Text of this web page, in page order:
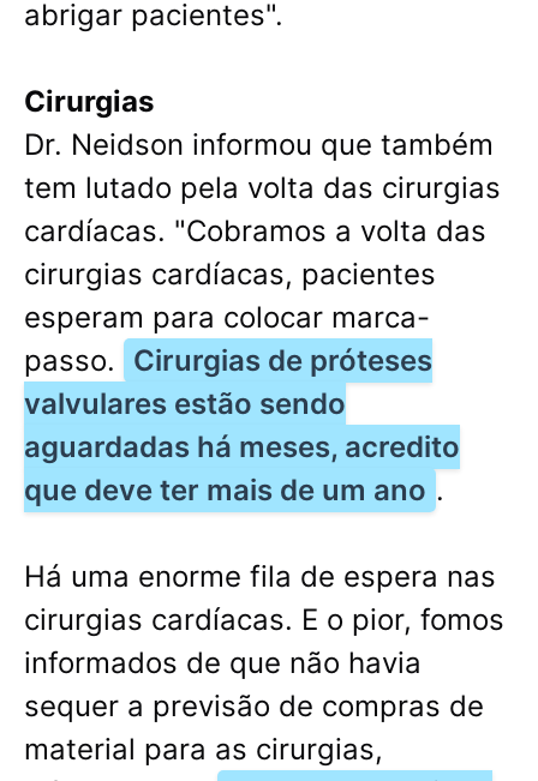
abrigar pacientes".
Cirurgias
Dr. Neidson informou que também
tem lutado pela volta das cirurgias
cardíacas. "Cobramos a volta das
cirurgias cardíacas, pacientes
esperam para colocar marca-
passo.
Cirurgias de próteses
valvulares estão sendo
aguardadas há meses, acredito
que deve ter mais de um ano .
Há uma enorme fila de espera nas
cirurgias cardíacas. E o pior, fomos
informados de que não havia
sequer a previsão de compras de
material para as cirurgias,